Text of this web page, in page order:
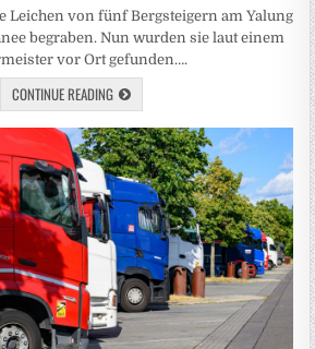
Leichen von fünf Bergsteigern am Yalung
begraben. Nun wurden sie laut einem
vor Ort gefunden….
CONTINUE READING